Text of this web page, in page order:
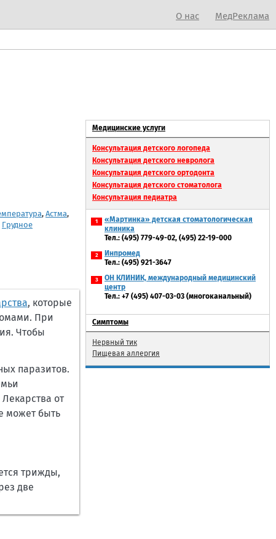
О нас МедРеклама
, Астма,
Грудное
, которые
При
Чтобы
паразитов.
от
может быть
трижды,
две
Медицинские услуги
Консультация детского логопеда
Консультация детского невролога
Консультация детского ортодонта
Консультация детского стоматолога
Консультация педиатра
1
«Мартинка» детская стоматологическая
клиника
Тел.: (495) 779-49-02, (495) 22-19-000
2
Инпромед
Тел.: (495) 921-3647
3
ОН КЛИНИК, международный медицинский
центр
Тел.: +7 (495) 407-03-03 (многоканальный)
Симптомы
Нервный тик
Пищевая аллергия